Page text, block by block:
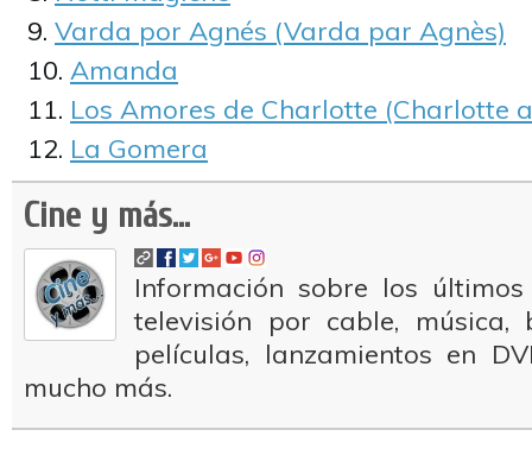
Varda por Agnés (Varda par Agnès)
Amanda
Los Amores de Charlotte (Charlotte
La Gomera
Cine y más...
Información sobre los
televisión por cable, música,
películas, lanzamientos en
mucho más.